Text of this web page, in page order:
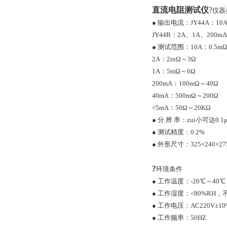
直流电阻测试仪?仪器
● 输出电流：JY44A：
JY44B：2A、1A、
● 测试范围：10A：
2A：2rnΩ～3Ω
1A：5mΩ～6Ω
200mA：100mΩ～40Ω
40mA：500mΩ～200Ω
<5mA：50Ω～20KΩ
● 分 辨 率：zui小可达
● 测试精度：0.2%
● 外形尺寸：
?环境条件
● 工作温度：-20℃～40℃
● 工作湿度：<80%RH，
● 工作电压：
● 工作频率：50HZ